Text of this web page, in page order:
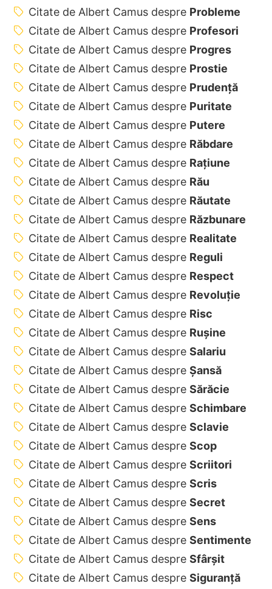
Citate de Albert Camus despre Probleme
Citate de Albert Camus despre Profesori
Citate de Albert Camus despre Progres
Citate de Albert Camus despre Prostie
Citate de Albert Camus despre Prudență
Citate de Albert Camus despre Puritate
Citate de Albert Camus despre Putere
Citate de Albert Camus despre Răbdare
Citate de Albert Camus despre Rațiune
Citate de Albert Camus despre Rău
Citate de Albert Camus despre Răutate
Citate de Albert Camus despre Răzbunare
Citate de Albert Camus despre Realitate
Citate de Albert Camus despre Reguli
Citate de Albert Camus despre Respect
Citate de Albert Camus despre Revoluție
Citate de Albert Camus despre Risc
Citate de Albert Camus despre Rușine
Citate de Albert Camus despre Salariu
Citate de Albert Camus despre Șansă
Citate de Albert Camus despre Sărăcie
Citate de Albert Camus despre Schimbare
Citate de Albert Camus despre Sclavie
Citate de Albert Camus despre Scop
Citate de Albert Camus despre Scriitori
Citate de Albert Camus despre Scris
Citate de Albert Camus despre Secret
Citate de Albert Camus despre Sens
Citate de Albert Camus despre Sentimente
Citate de Albert Camus despre Sfârșit
Citate de Albert Camus despre Siguranță